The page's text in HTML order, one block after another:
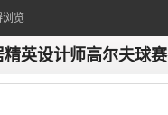
浏览
英设计师高尔夫球赛